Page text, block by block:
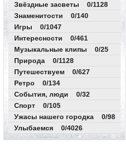
Звёздные засветы 0/1128
Знаменитости 0/140
Игры 0/1047
Интересности 0/461
Музыкальные клипы 0/25
Природа 0/1128
Путешествуем 0/627
Ретро 0/134
События, люди 0/32
Спорт 0/105
Ужасы нашего городка 0/98
Улыбаемся 0/4026